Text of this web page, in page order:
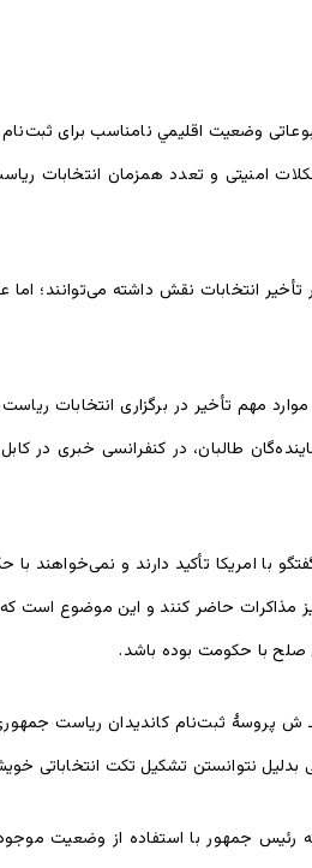
وضعیت اقلیمي نا‌مناسب برای
امنیتی و تعدد همزمان انتخابات
در برابر انتخابات ریاست جمهوری ۱۳۹۸هـ ش، همه در تأخیر
مهم تأخیر در برگزاری انتخابات
طالبان، در کنفرانسی خبری در
با امریکا تأکید دارند و نمی‌خواهند
مذاکرات حاضر کنند و این موضوع
رئیس جمهور با استفاده از وضعیت